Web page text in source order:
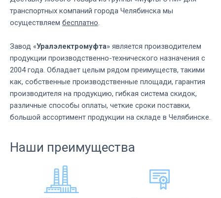
транспортных компаний города Челябинска мы
осуществляем бесплатно.
Завод «Уралэлектромуфта» является производителем
продукции производственно-технического назначения с
2004 года. Обладает целым рядом преимуществ, такими
как, собственные производственные площади, гарантия
производителя на продукцию, гибкая система скидок,
различные способы оплаты, четкие сроки поставки,
большой ассортимент продукции на складе в Челябинске.
Наши преимущества